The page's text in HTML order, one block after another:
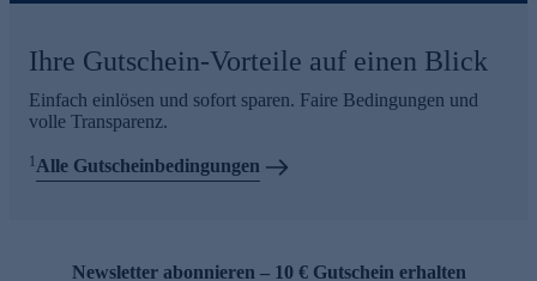
Ihre Gutschein-Vorteile auf einen Blick
Einfach einlösen und sofort sparen. Faire Bedingungen und
volle Transparenz.
1Alle Gutscheinbedingungen
Newsletter abonnieren – 10 € Gutschein erhalten